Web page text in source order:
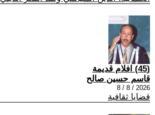
(45) افلام قديمة
قاسم حسين صالح
2026 / 8 / 8
قضايا ثقافية